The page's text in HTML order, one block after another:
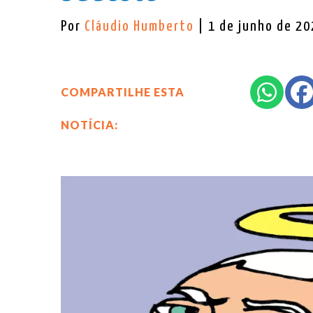
Por Cláudio Humberto | 1 de junho de
COMPARTILHE ESTA
NOTÍCIA: